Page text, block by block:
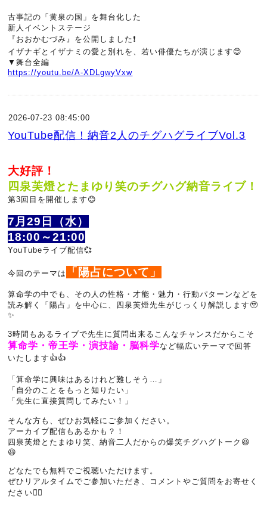
古事記の「黄泉の国」を舞台化した
新人イベントステージ
『おおかむづみ』を公開しました❗
イザナギとイザナミの愛と別れを、若い俳優たちが演じます😊
▼舞台全編
https://youtu.be/A-XDLgwyVxw
2026-07-23 08:45:00
YouTube配信！納音2人のチグハグライブVol.3
大好評！
四泉芙燈とたまゆり笑のチグハグ納音ライブ！
第3回目を開催します😊
7月29日（水）
18:00～21:00
YouTubeライブ配信💞
今回のテーマは 「陽占について」
算命学の中でも、その人の性格・才能・魅力・行動パターンなどを
読み解く「陽占」を中心に、四泉芙燈先生がじっくり解説します🥹
✨
3時間もあるライブで先生に質問出来るこんなチャンスだからこそ
算命学・帝王学・演技論・脳科学など幅広いテーマで回答
いたします👍👍
「算命学に興味はあるけれど難しそう…」
「自分のことをもっと知りたい」
「先生に直接質問してみたい！」
そんな方も、ぜひお気軽にご参加ください。
アーカイブ配信もあるかも？！
四泉芙燈とたまゆり笑、納音二人だからの爆笑チグハグトーク😆
😆
どなたでも無料でご視聴いただけます。
ぜひリアルタイムでご参加いただき、コメントやご質問をお寄せく
ださい💁‍♀️